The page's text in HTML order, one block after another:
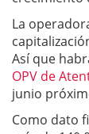
La
Así que
OPV de
junio
Como dato